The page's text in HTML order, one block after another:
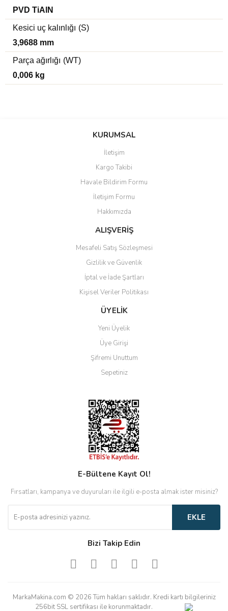
PVD TiAlN
Kesici uç kalınlığı (S)
3,9688 mm
Parça ağırlığı (WT)
0,006 kg
Bu ürüne ilk yorumu siz yapın!
Ürün resmi kalitesiz, bozuk veya görüntülenemiyor.
Ürün açıklamasında eksik bilgiler bulunuyor.
Ürün bilgilerinde hatalar bulunuyor.
Ürün fiyatı diğer sitelerden daha pahalı.
Bu ürüne benzer farklı alternatifler olmalı.
Gönder
KURUMSAL
İletişim
Kargo Takibi
Havale Bildirim Formu
İletişim Formu
Hakkımızda
ALIŞVERİŞ
Mesafeli Satış Sözleşmesi
Gizlilik ve Güvenlik
İptal ve İade Şartları
Kişisel Veriler Politikası
ÜYELİK
Yeni Üyelik
Üye Girişi
Şifremi Unuttum
Sepetiniz
E-Bültene Kayıt Ol!
Fırsatları, kampanya ve duyuruları ile ilgili e-posta almak ister misiniz?
EKLE
Bizi Takip Edin
MarkaMakina.com © 2026 Tüm hakları saklıdır. Kredi kartı bilgileriniz
256bit SSL sertifikası ile korunmaktadır.